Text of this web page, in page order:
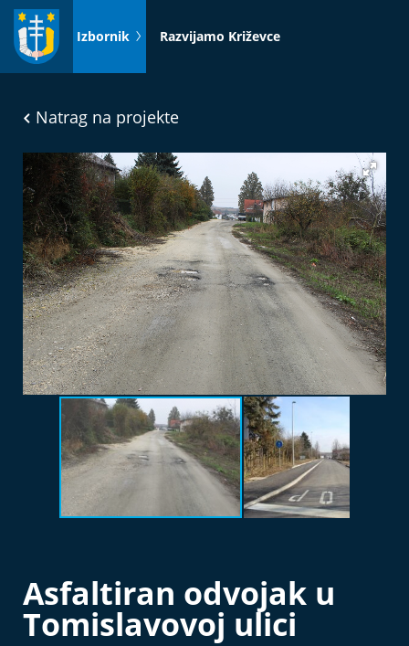
Idi
sadržaj
Izbornik Razvijamo Križevce
Natrag na projekte
Asfaltiran odvojak u
Tomislavovoj ulici